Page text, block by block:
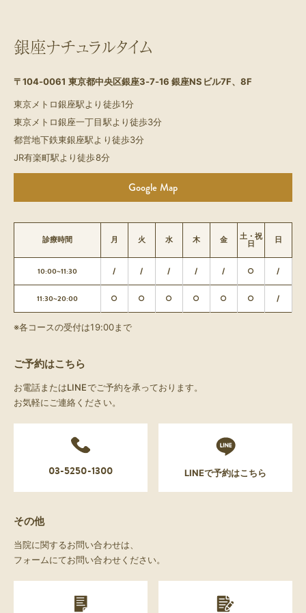
銀座ナチュラルタイム
〒104-0061 東京都中央区銀座3-7-16 銀座NSビル7F、8F
東京メトロ銀座駅より徒歩1分
東京メトロ銀座一丁目駅より徒歩3分
都営地下鉄東銀座駅より徒歩3分
JR有楽町駅より徒歩8分
Google Map
診療時間 月 火 水 木 金 土・祝
日 日
10:00~11:30 / / / / / ○ /
11:30~20:00 ○ ○ ○ ○ ○ ○ /
※各コースの受付は19:00まで
ご予約はこちら
お電話またはLINEでご予約を承っております。
お気軽にご連絡ください。
03-5250-1300 LINEで予約はこちら
その他
当院に関するお問い合わせは、
フォームにてお問い合わせください。